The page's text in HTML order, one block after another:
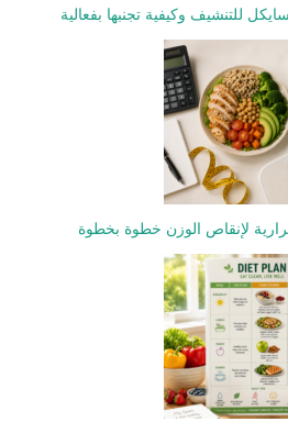
للتنشيف وكيفية تجنبها بفعالية
لإنقاص الوزن خطوة بخطوة